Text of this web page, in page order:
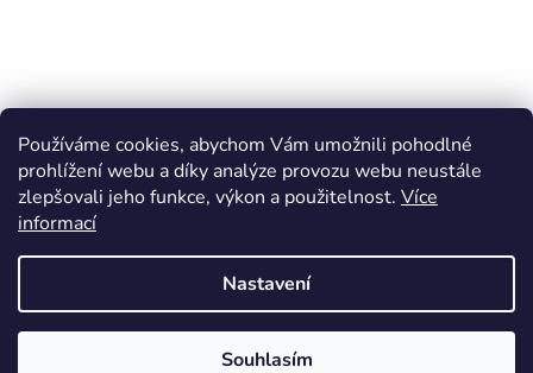
Používáme cookies, abychom Vám umožnili pohodlné
prohlížení webu a díky analýze provozu webu neustále
zlepšovali jeho funkce, výkon a použitelnost. Více
informací
Nastavení
Souhlasím
Online marketing zajišťuje společnost X-VISION
Sitemap
Vytvořil Shoptet